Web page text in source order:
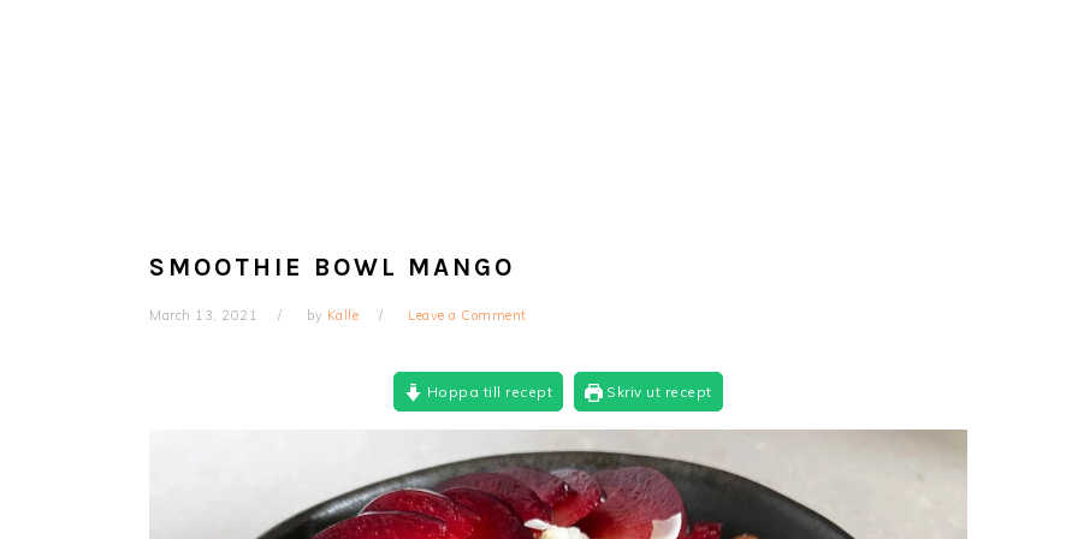
SMOOTHIE BOWL MANGO
March 13, 2021 by Kalle Leave a Comment
Hoppa till recept Skriv ut recept